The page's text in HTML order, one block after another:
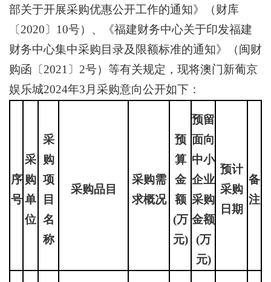
部关于开展采购优惠公开工作的通知》（财库
〔2020〕10号）、《福建财务中心关于印发福建
财务中心集中采购目录及限额标准的通知》（闽财
购函〔2021〕2号）等有关规定，现将澳门新葡京
娱乐城2024年3月采购意向公开如下：
序
号
采
购
单
位
采
购
项
目
名
称
采购品目
采购需
求概况
预
算
金
额
(万
元)
预留
面向
中小
企业
采购
金额
(万
元)
预计
采购
日期
备
注